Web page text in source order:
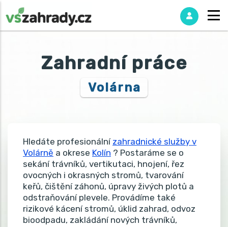
Zahradní práce
Volárna
Hledáte profesionální zahradnické služby v
Volárně a okrese Kolín ? Postaráme se o
sekání trávníků, vertikutaci, hnojení, řez
ovocných i okrasných stromů, tvarování
keřů, čištění záhonů, úpravy živých plotů a
odstraňování plevele. Provádíme také
rizikové kácení stromů, úklid zahrad, odvoz
bioodpadu, zakládání nových trávníků,